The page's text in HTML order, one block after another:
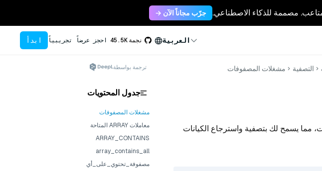
جرّب مجاناً الآن →
العربية نجمة45.5K احجز عرضاً تجريبياً ابدأ
التصفية مشغلات المصفوفات
مما يسمح لك بتصفية واسترجاع الكيانات
ترجمة بواسطة
جدول المحتويات
مشغلات المصفوفات
معاملات ARRAY المتاحة
ARRAY_CONTAINS
array_contains_all
مصفوفة_تحتوي_على_أي